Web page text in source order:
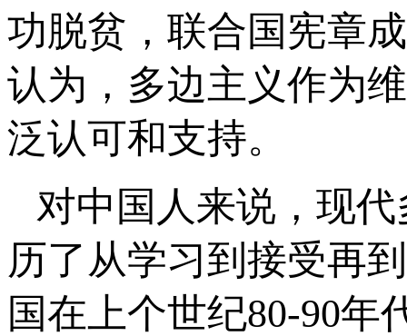
功脱贫，联合国宪章
认为，多边主义作为
泛认可和支持。
对中国人来说，现
历了从学习到接受再
国在上个世纪80-90